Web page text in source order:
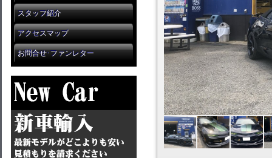
スタッフ紹介
アクセスマップ
お問合せ･ファンレター